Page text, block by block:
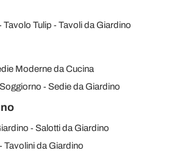
Tavolo Tulip Tavoli da Giardino
Moderne da Cucina
Sedie da Giardino
Salotti da Giardino
Tavolini da Giardino